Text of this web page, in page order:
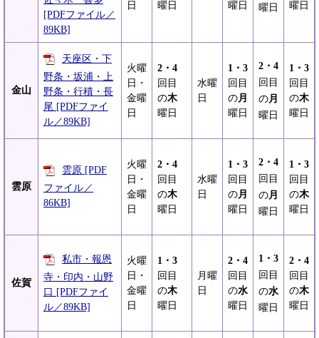
[PDFファイル／
89KB]
日
曜日
曜日
曜日
曜日
金山
天座区・下
野条・坂浦・上
野条・行積・長
尾 [PDFファイ
ル／89KB]
火曜
日・
金曜
日
2・4
回目
の木
曜日
水曜
日
1・3
回目
の月
曜日
2・4
回目
の月
曜日
1・3
回目
の木
曜日
雲原
雲原 [PDF
ファイル／
86KB]
火曜
日・
金曜
日
2・4
回目
の木
曜日
水曜
日
1・3
回目
の月
曜日
2・4
回目
の月
曜日
1・3
回目
の木
曜日
佐賀
私市・報恩
寺・印内・山野
口 [PDFファイ
ル／89KB]
火曜
日・
金曜
日
1・3
回目
の木
曜日
月曜
日
2・4
回目
の水
曜日
1・3
回目
の水
曜日
2・4
回目
の木
曜日